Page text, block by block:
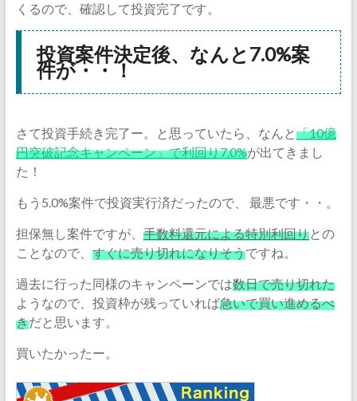
くるので、確認して投資完了です。
投資案件決定後、なんと7.0%案
件が・・！
さて投資手続き完了ー。と思っていたら、なんと「10億
円突破記念キャンペーン」で利回り7.0%が出てきまし
た！
もう5.0%案件で投資実行済だったので、 最悪です・・。
担保無し案件ですが、 手数料還元による特別利回りとの
ことなので、 すぐに売り切れになりそうですね。
過去に行った同様のキャンペーンでは数日で売り切れた
ようなので、投資枠が残っていれば急いで買い進めるべ
きだと思います。
買いたかったー。